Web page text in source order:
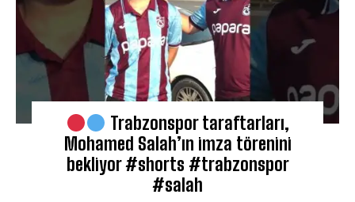
Trabzonspor taraftarları,
Mohamed Salah’ın imza törenini
bekliyor #shorts #trabzonspor
#salah